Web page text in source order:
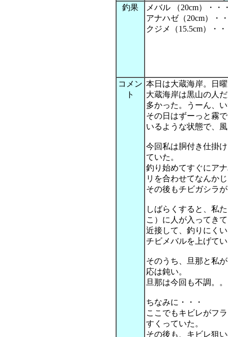
釣果
メバル （20cm）・・
アナハゼ（20cm）・
クジメ（15.5cm）・
コメン
ト
本日は大蔵海岸。日
大蔵海岸は黒山の人
多かった。うーん、
その日はずーっと霧
いるような状態で、
今回私は胴付き仕掛
ていた。
釣り始めてすぐにア
リを合わせてなんか
その後もチビガシラ
しばらくすると、私
こ）に人が入ってき
近接して、釣りにく
チビメバルを上げて
そのうち、旦那と私
応は鈍い。
旦那は今回も不調。
ちなみに・・・
ここでもキビレがフ
すくっていた。
その後も、キビレ狙